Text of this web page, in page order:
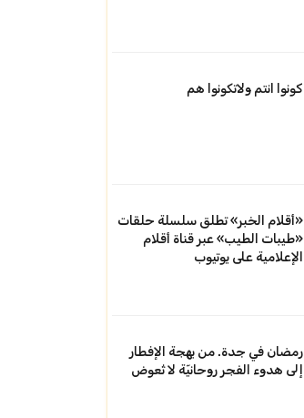
كونوا انتم ولاتكونوا هم
«أقلام الخبر» تطلق سلسلة حلقات
«طيبات الطيب» عبر قناة أقلام
الإعلامية على يوتيوب
رمضان في جدة. من بهجة الإفطار
إلى هدوء الفجر روحانيّة لا تُعوض